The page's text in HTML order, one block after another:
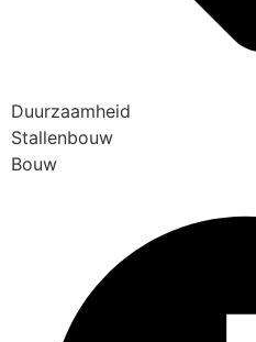
Duurzaamheid
Stallenbouw
Bouw